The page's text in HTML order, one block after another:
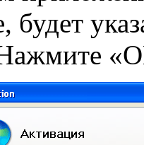
будет